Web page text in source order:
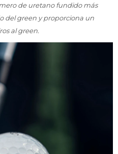
de uretano fundido más
del green y proporciona un
al green.